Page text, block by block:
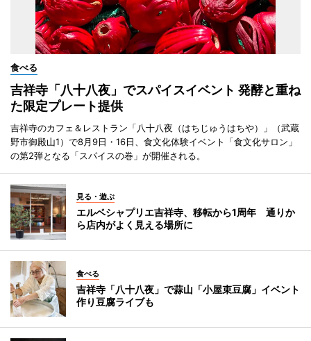
食べる
吉祥寺「八十八夜」でスパイスイベント 発酵と重ね
た限定プレート提供
吉祥寺のカフェ＆レストラン「八十八夜（はちじゅうはちや）」（武蔵
野市御殿山1）で8月9日・16日、食文化体験イベント「食文化サロン」
の第2弾となる「スパイスの巻」が開催される。
見る・遊ぶ
エルベシャプリエ吉祥寺、移転から1周年 通りか
ら店内がよく見える場所に
食べる
吉祥寺「八十八夜」で蒜山「小屋束豆腐」イベント
作り豆腐ライブも